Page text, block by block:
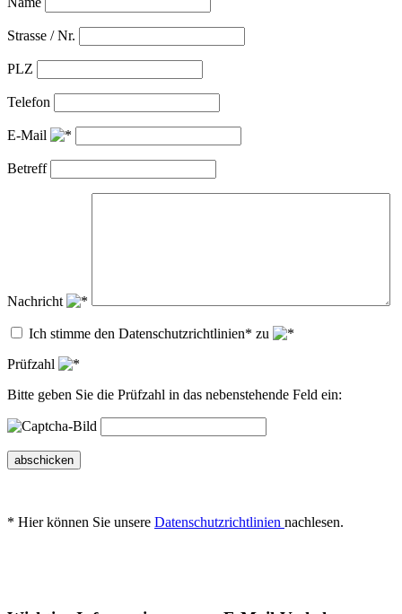
Strasse / Nr.
PLZ
Telefon
E-Mail
Betreff
Nachricht
Ich stimme den Datenschutzrichtlinien* zu
Prüfzahl
Bitte geben Sie die Prüfzahl in das nebenstehende Feld ein:
abschicken
* Hier können Sie unsere Datenschutzrichtlinien nachlesen.